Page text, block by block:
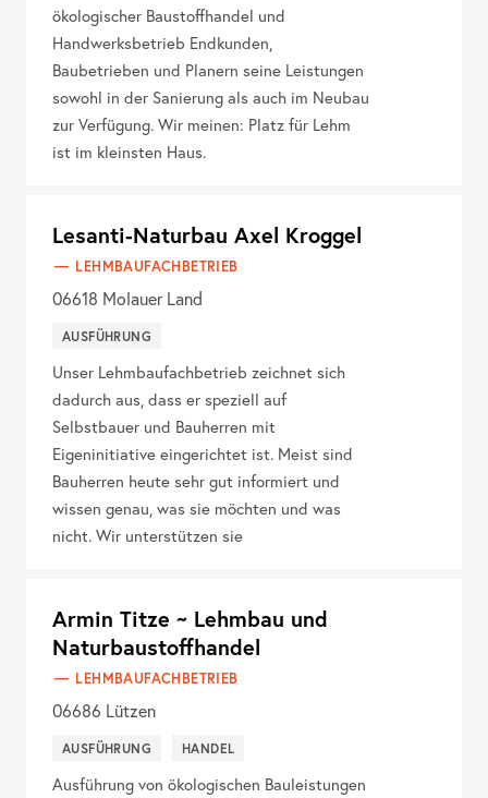
ökologischer Baustoffhandel und
Handwerksbetrieb Endkunden,
Baubetrieben und Planern seine Leistungen
sowohl in der Sanierung als auch im Neubau
zur Verfügung. Wir meinen: Platz für Lehm
ist im kleinsten Haus.
Lesanti-Naturbau Axel Kroggel
LEHMBAUFACHBETRIEB
06618 Molauer Land
AUSFÜHRUNG
Unser Lehmbaufachbetrieb zeichnet sich
dadurch aus, dass er speziell auf
Selbstbauer und Bauherren mit
Eigeninitiative eingerichtet ist. Meist sind
Bauherren heute sehr gut informiert und
wissen genau, was sie möchten und was
nicht. Wir unterstützen sie
Armin Titze ~ Lehmbau und
Naturbaustoffhandel
LEHMBAUFACHBETRIEB
06686 Lützen
AUSFÜHRUNG HANDEL
Ausführung von ökologischen Bauleistungen